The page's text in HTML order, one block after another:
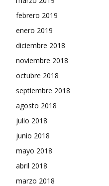
febrero 2019
enero 2019
diciembre 2018
noviembre 2018
octubre 2018
septiembre 2018
agosto 2018
julio 2018
junio 2018
mayo 2018
abril 2018
marzo 2018